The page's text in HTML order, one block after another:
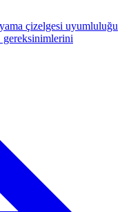
çizelgesi uyumluluğu